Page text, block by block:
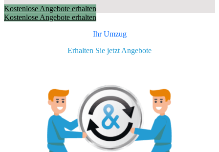
Kostenlose Angebote erhalten
Kostenlose Angebote erhalten
Ihr Umzug
Erhalten Sie jetzt Angebote